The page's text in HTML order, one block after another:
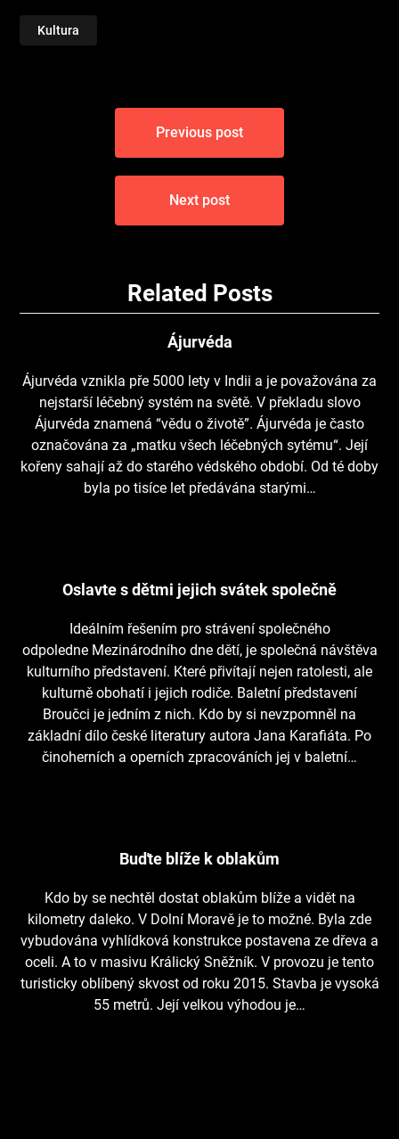
Kultura
Navigace
příspěvek
Previous post
Next post
Related Posts
Ájurvéda
Ájurvéda vznikla pře 5000 lety v Indii a je považována za
nejstarší léčebný systém na světě. V překladu slovo
Ájurvéda znamená “vědu o životě”. Ájurvéda je často
označována za „matku všech léčebných sytému“. Její
kořeny sahají až do starého védského období. Od té doby
byla po tisíce let předávána starými…
Oslavte s dětmi jejich svátek společně
Ideálním řešením pro strávení společného
odpoledne Mezinárodního dne dětí, je společná návštěva
kulturního představení. Které přivítají nejen ratolesti, ale
kulturně obohatí i jejich rodiče. Baletní představení
Broučci je jedním z nich. Kdo by si nevzpomněl na
základní dílo české literatury autora Jana Karafiáta. Po
činoherních a operních zpracováních jej v baletní…
Buďte blíže k oblakům
Kdo by se nechtěl dostat oblakům blíže a vidět na
kilometry daleko. V Dolní Moravě je to možné. Byla zde
vybudována vyhlídková konstrukce postavena ze dřeva a
oceli. A to v masivu Králický Sněžník. V provozu je tento
turisticky oblíbený skvost od roku 2015. Stavba je vysoká
55 metrů. Její velkou výhodou je…